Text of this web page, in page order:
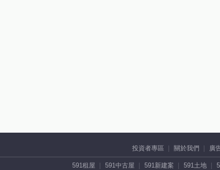
投資者專區 關於我們 廣
591租屋 591中古屋 591新建案 591土地